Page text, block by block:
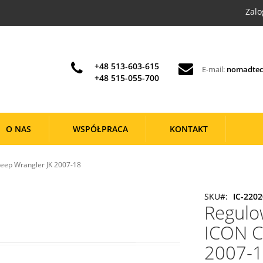
+48 513-603-615
+48 515-055-700
E-mail:
O NAS WSPÓŁPRACA KONTAKT
Wrangler JK 2007-18
SKU IC-
ICON
2007-